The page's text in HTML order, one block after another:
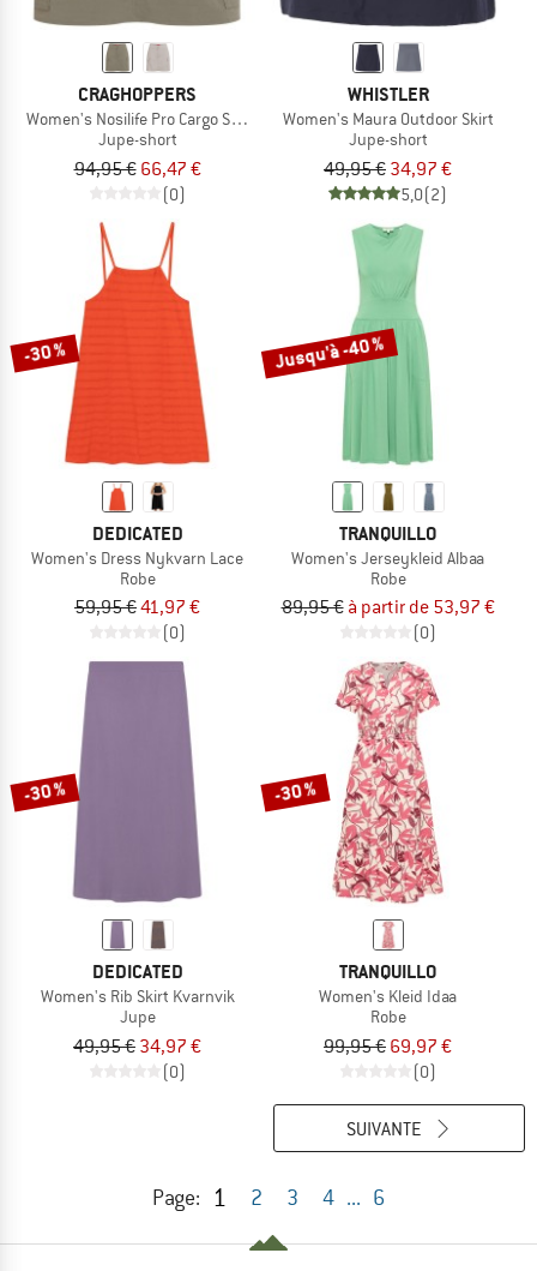
CRAGHOPPERS
Women's Nosilife Pro Cargo Skort
Jupe-short
94,95 € 66,47 €
(0)
WHISTLER
Women's Maura Outdoor Skirt
Jupe-short
49,95 € 34,97 €
5,0(2)
-30 %
DEDICATED
Women's Dress Nykvarn Lace
Robe
59,95 €41,97 €
(0)
Jusqu'à -40 %
TRANQUILLO
Women's Jerseykleid Albaa
Robe
89,95 € à partir de 53,97 €
(0)
-30 %
DEDICATED
Women's Rib Skirt Kvarnvik
Jupe
49,95 € 34,97 €
(0)
-30 %
TRANQUILLO
Women's Kleid Idaa
Robe
99,95 € 69,97 €
(0)
Page: 1 2 3 4 ... 6
SUIVANTE